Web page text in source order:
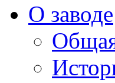
О заводе